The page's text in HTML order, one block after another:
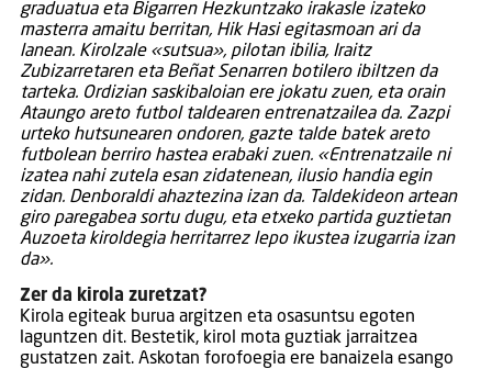
graduatua eta Bigarren Hezkuntzako irakasle izateko
masterra amaitu berritan, Hik Hasi egitasmoan ari da
lanean. Kirolzale «sutsua», pilotan ibilia, Iraitz
Zubizarretaren eta Beñat Senarren botilero ibiltzen da
tarteka. Ordizian saskibaloian ere jokatu zuen, eta orain
Ataungo areto futbol taldearen entrenatzailea da. Zazpi
urteko hutsunearen ondoren, gazte talde batek areto
futbolean berriro hastea erabaki zuen. «Entrenatzaile ni
izatea nahi zutela esan zidatenean, ilusio handia egin
zidan. Denboraldi ahaztezina izan da. Taldekideon artean
giro paregabea sortu dugu, eta etxeko partida guztietan
Auzoeta kiroldegia herritarrez lepo ikustea izugarria izan
da».
Zer da kirola zuretzat?
Kirola egiteak burua argitzen eta osasuntsu egoten
laguntzen dit. Bestetik, kirol mota guztiak jarraitzea
gustatzen zait. Askotan forofoegia ere banaizela esango